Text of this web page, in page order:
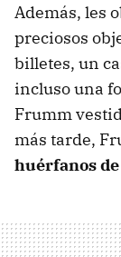
Además, les
preciosos
billetes, un
incluso una
Frumm
más tarde,
huérfanos